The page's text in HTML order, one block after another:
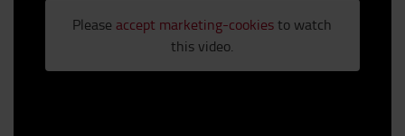
Please accept marketing-cookiesto watch
this video.